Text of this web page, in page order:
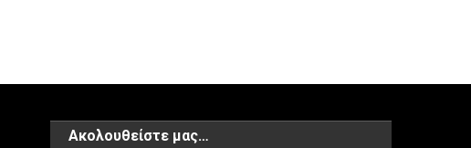
Ακολουθείστε μας…